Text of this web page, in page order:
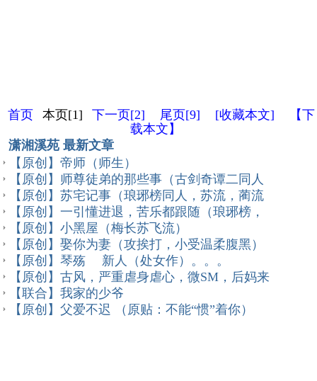
首页 本页[1] 下一页[2] 尾页[9] [收藏本文]
【下
载本文】
潇湘溪苑 最新文章
【原创】帝师（师生）
【原创】师尊徒弟的那些事（古剑奇谭二同人
【原创】苏宅记事（琅琊榜同人，苏流，蔺流
【原创】一引懂进退，苦乐都跟随（琅琊榜，
【原创】小黑屋（梅长苏飞流）
【原创】娶你为妻（攻挨打，小受温柔腹黑）
【原创】琴殇 新人（处女作）。。。
【原创】古风，严重虐身虐心，微SM，后妈来
【联合】我家的少爷
【原创】父爱不迟 （原贴：不能“惯”着你）